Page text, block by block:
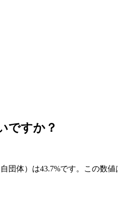
ですか？
団体）は43.7%です。この数